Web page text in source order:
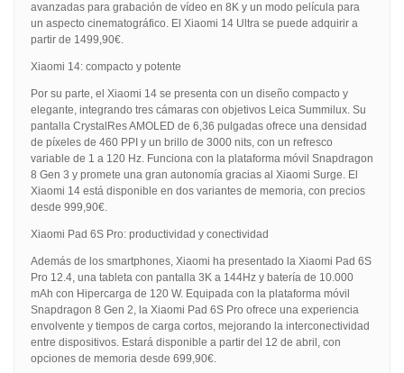
avanzadas para grabación de vídeo en 8K y un modo película para
un aspecto cinematográfico. El Xiaomi 14 Ultra se puede adquirir a
partir de 1499,90€.
Xiaomi 14: compacto y potente
Por su parte, el Xiaomi 14 se presenta con un diseño compacto y
elegante, integrando tres cámaras con objetivos Leica Summilux. Su
pantalla CrystalRes AMOLED de 6,36 pulgadas ofrece una densidad
de píxeles de 460 PPI y un brillo de 3000 nits, con un refresco
variable de 1 a 120 Hz. Funciona con la plataforma móvil Snapdragon
8 Gen 3 y promete una gran autonomía gracias al Xiaomi Surge. El
Xiaomi 14 está disponible en dos variantes de memoria, con precios
desde 999,90€.
Xiaomi Pad 6S Pro: productividad y conectividad
Además de los smartphones, Xiaomi ha presentado la Xiaomi Pad 6S
Pro 12.4, una tableta con pantalla 3K a 144Hz y batería de 10.000
mAh con Hipercarga de 120 W. Equipada con la plataforma móvil
Snapdragon 8 Gen 2, la Xiaomi Pad 6S Pro ofrece una experiencia
envolvente y tiempos de carga cortos, mejorando la interconectividad
entre dispositivos. Estará disponible a partir del 12 de abril, con
opciones de memoria desde 699,90€.